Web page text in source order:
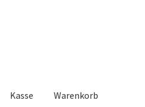
Kasse Warenkorb